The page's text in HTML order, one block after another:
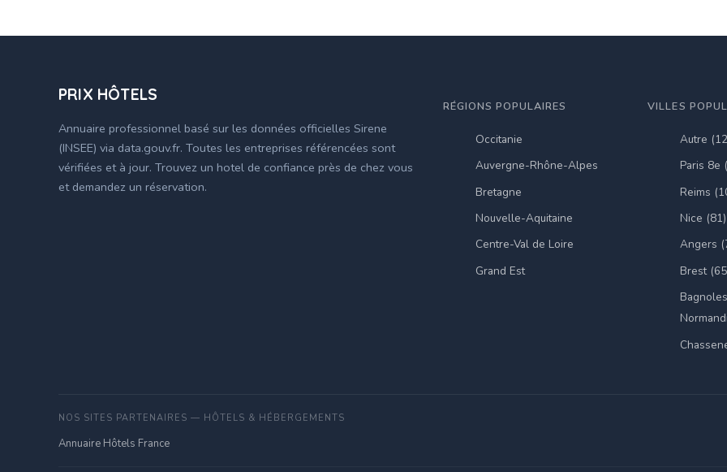
PRIX HÔTELS
Annuaire professionnel basé sur les données officielles Sirene
(INSEE) via data.gouv.fr. Toutes les entreprises référencées sont
vérifiées et à jour. Trouvez un hotel de confiance près de chez vous
et demandez un réservation.
RÉGIONS POPULAIRES
Occitanie
Auvergne-Rhône-Alpes
Bretagne
Nouvelle-Aquitaine
Centre-Val de Loire
Grand Est
VILLES
Autre
Paris 8e
Reims
Nice (81)
Angers
Brest
NOS SITES PARTENAIRES — HÔTELS & HÉBERGEMENTS
Annuaire Hôtels France